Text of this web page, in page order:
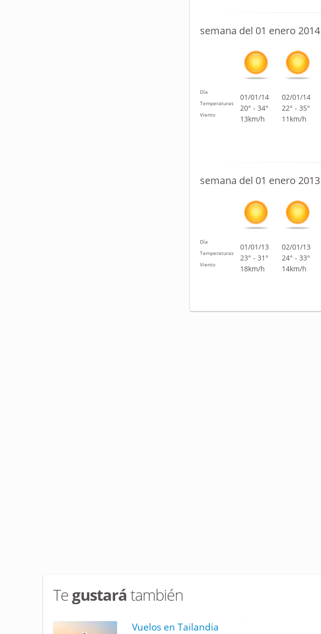
semana del 01 enero 2014
Día
Temperaturas
Viento
01/01/14
20° - 34°
13km/h
02/01/14
22° - 35°
11km/h
semana del 01 enero 2013
Día
Temperaturas
Viento
01/01/13
23° - 31°
18km/h
02/01/13
24° - 33°
14km/h
Tegustarátambién
Vuelos en Tailandia